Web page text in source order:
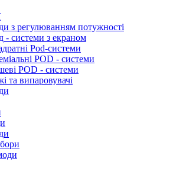
з регулюванням потужності
- системи з екраном
Pod-системи
POD - системи
POD - системи
та випаровувачі